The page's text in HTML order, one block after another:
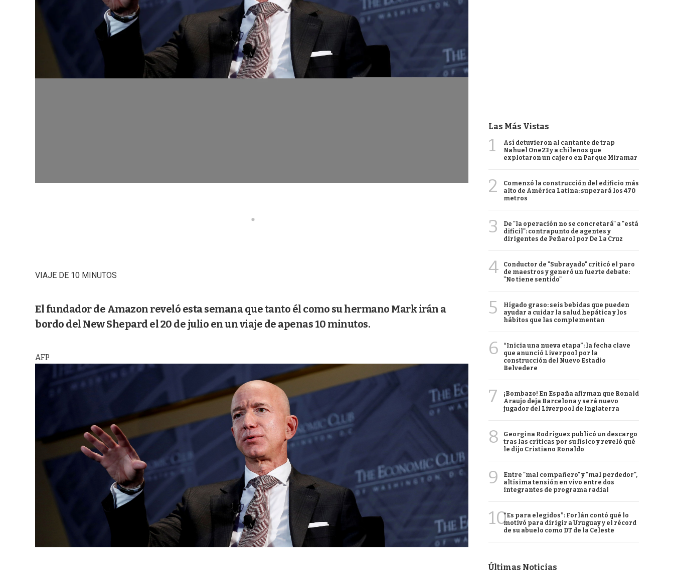
VIAJE DE 10 MINUTOS
El fundador de Amazon reveló esta semana que tanto él como su hermano Mark irán a
bordo del New Shepard el 20 de julio en un viaje de apenas 10 minutos.
AFP
Las Más Vistas
1
Así detuvieron al cantante de trap
Nahuel One23 y a chilenos que
explotaron un cajero en Parque Miramar
2
Comenzó la construcción del edificio más
alto de América Latina: superará los 470
metros
3
De "la operación no se concretará" a "está
difícil": contrapunto de agentes y
dirigentes de Peñarol por De La Cruz
4
Conductor de "Subrayado" criticó el paro
de maestros y generó un fuerte debate:
"No tiene sentido"
5
Hígado graso: seis bebidas que pueden
ayudar a cuidar la salud hepática y los
hábitos que las complementan
6
“Inicia una nueva etapa”: la fecha clave
que anunció Liverpool por la
construcción del Nuevo Estadio
Belvedere
7
¡Bombazo! En España afirman que Ronald
Araujo deja Barcelona y será nuevo
jugador del Liverpool de Inglaterra
8
Georgina Rodríguez publicó un descargo
tras las críticas por su físico y reveló qué
le dijo Cristiano Ronaldo
9
Entre "mal compañero" y "mal perdedor",
altísima tensión en vivo entre dos
integrantes de programa radial
10“Es para elegidos”: Forlán contó qué lo
motivó para dirigir a Uruguay y el récord
de su abuelo como DT de la Celeste
Últimas Noticias